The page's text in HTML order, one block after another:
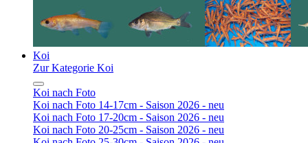
Koi
Zur Kategorie Koi
Koi nach Foto
Koi nach Foto 14-17cm - Saison 2026 - neu
Koi nach Foto 17-20cm - Saison 2026 - neu
Koi nach Foto 20-25cm - Saison 2026 - neu